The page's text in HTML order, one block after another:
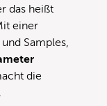
das heißt
einer
Samples,
die